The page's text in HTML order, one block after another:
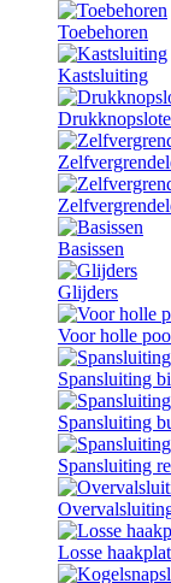
Toebehoren
Kastsluiting
Basissen
Glijders
Voor holle
Spansluiting
Spansluiting
Spansluiting
Losse